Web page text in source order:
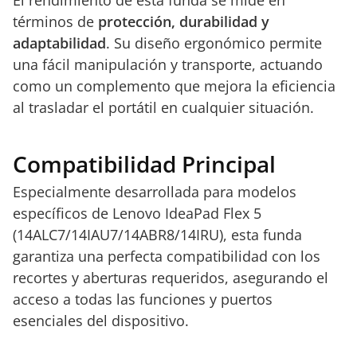
términos de protección, durabilidad y
adaptabilidad. Su diseño ergonómico permite
una fácil manipulación y transporte, actuando
como un complemento que mejora la eficiencia
al trasladar el portátil en cualquier situación.
Compatibilidad Principal
Especialmente desarrollada para modelos
específicos de Lenovo IdeaPad Flex 5
(14ALC7/14IAU7/14ABR8/14IRU), esta funda
garantiza una perfecta compatibilidad con los
recortes y aberturas requeridos, asegurando el
acceso a todas las funciones y puertos
esenciales del dispositivo.